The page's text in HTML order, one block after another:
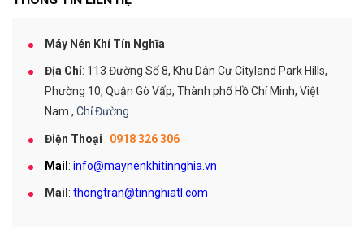
Máy Nén Khí Tín Nghĩa
Địa Chỉ: 113 Đường Số 8, Khu Dân Cư Cityland Park Hills,
Phường 10, Quận Gò Vấp, Thành phố Hồ Chí Minh, Việt
Nam., Chỉ Đường
Điện Thoại : 0918 326 306
Mail : info@maynenkhitinnghia.vn
Mail : thongtran@tinnghiatl.com